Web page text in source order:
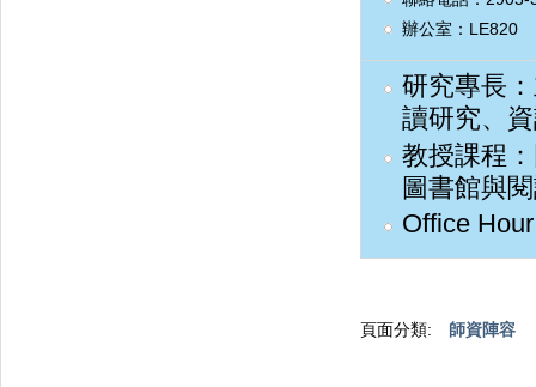
辦公室：LE820
研究專長
讀研究、
教授課程
圖書館與
Office
頁面分類: 師資陣容